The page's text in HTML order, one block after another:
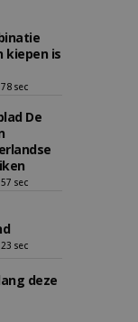
kiepen is
78 sec
De
57 sec
23 sec
deze